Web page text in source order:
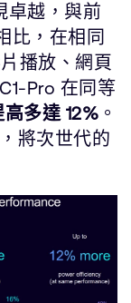
卓越，與前
比，在相同
片播放、網頁
Pro 在同等
多達 12% 。
將次世代的